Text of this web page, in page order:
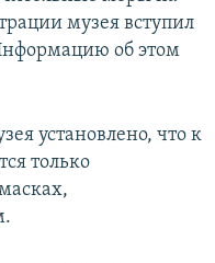
музея вступил
об этом
установлено, что к
только